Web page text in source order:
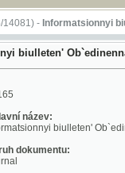
-Informatsionnyi biulleten'
Ob`edinennago